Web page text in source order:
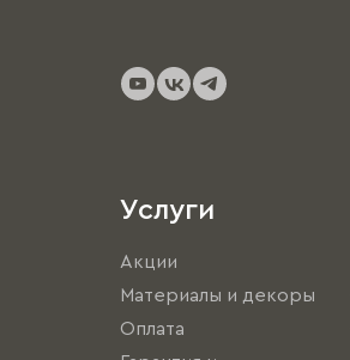
Услуги
Акции
Материалы и декоры
Оплата